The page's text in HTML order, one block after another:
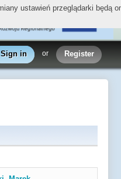
Sign in or Register
ustawień przeglądarki będą